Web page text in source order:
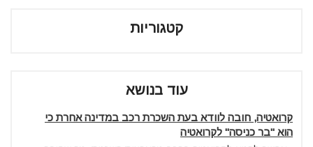
קטגוריות
עוד בנושא
קרואטיה, חובה לוודא בעת השכרת רכב במדינה אחרת כי
הוא "בר כניסה" לקרואטיה